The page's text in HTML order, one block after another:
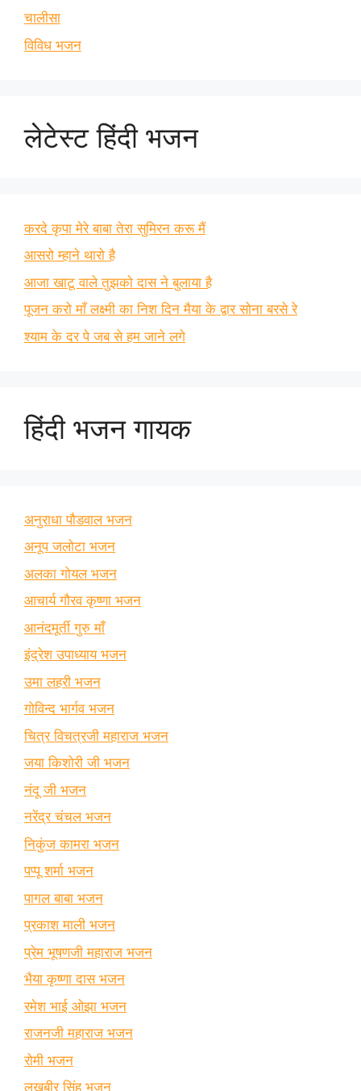
चालीसा
विविध भजन
लेटेस्ट हिंदी भजन
करदे कृपा मेरे बाबा तेरा सुमिरन करू मैं
आसरो म्हाने थारो है
आजा खाटू वाले तुझको दास ने बुलाया है
पूजन करो माँ लक्ष्मी का निश दिन मैया के द्वार सोना बरसे रे
श्याम के दर पे जब से हम जाने लगे
हिंदी भजन गायक
अनुराधा पौडवाल भजन
अनूप जलोटा भजन
अलका गोयल भजन
आचार्य गौरव कृष्णा भजन
आनंदमूर्ती गुरु माँ
इंद्रेश उपाध्याय भजन
उमा लहरी भजन
गोविन्द भार्गव भजन
चित्र विचत्रजी महाराज भजन
जया किशोरी जी भजन
नंदू जी भजन
नरेंद्र चंचल भजन
निकुंज कामरा भजन
पप्पू शर्मा भजन
पागल बाबा भजन
प्रकाश माली भजन
प्रेम भूषणजी महाराज भजन
भैया कृष्णा दास भजन
रमेश भाई ओझा भजन
राजनजी महाराज भजन
रोमी भजन
लखबीर सिंह भजन